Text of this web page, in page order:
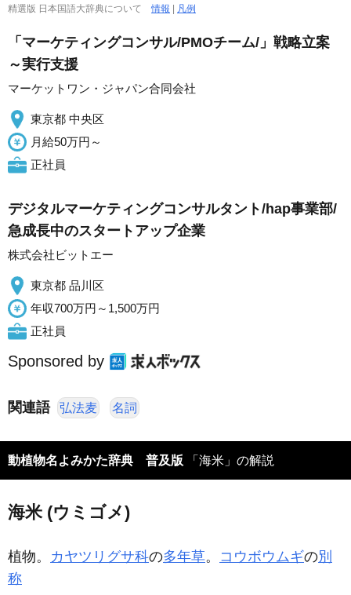
精選版 日本国語大辞典について情報 凡例
「マーケティングコンサル/PMOチーム/」戦略立案
～実行支援
マーケットワン・ジャパン合同会社
東京都 中央区
月給50万円～
正社員
デジタルマーケティングコンサルタント/hap事業部/
急成長中のスタートアップ企業
株式会社ビットエー
東京都 品川区
年収700万円～1,500万円
正社員
Sponsored by
関連語 弘法麦 名詞
動植物名よみかた辞典 普及版 「海米」の解説
海米 (ウミゴメ)
植物。 カヤツリグサ科の多年草。 コウボウムギの別
称